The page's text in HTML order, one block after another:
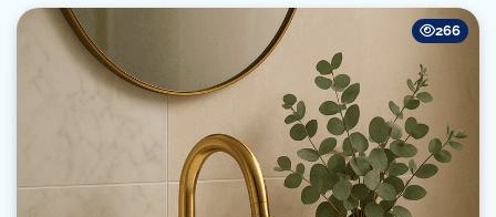
266